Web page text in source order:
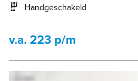
Handgeschakeld
v.a. 223 p/m